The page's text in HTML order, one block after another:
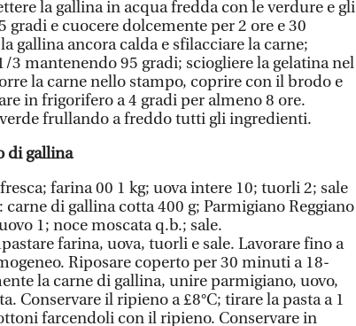
la gallina in acqua fredda con le verdure e gli
gradi e cuocere dolcemente per 2 ore e 30
gallina ancora calda e sfilacciare la carne;
3 mantenendo 95 gradi; sciogliere la gelatina nel
la carne nello stampo, coprire con il brodo e
in frigorifero a 4 gradi per almeno 8 ore.
verde frullando a freddo tutti gli ingredienti.
di gallina
farina 00 1 kg; uova intere 10; tuorli 2; sale
carne di gallina cotta 400 g; Parmigiano Reggiano
1; noce moscata q.b.; sale.
farina, uova, tuorli e sale. Lavorare fino a
Riposare coperto per 30 minuti a 18-
la carne di gallina, unire parmigiano, uovo,
Conservare il ripieno a £8°C; tirare la pasta a 1
farcendoli con il ripieno. Conservare in